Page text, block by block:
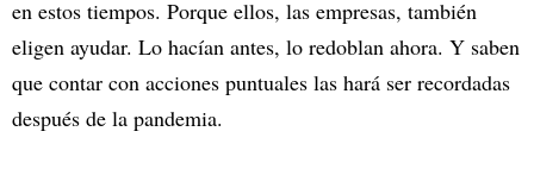
en estos tiempos. Porque ellos, las empresas, también
eligen ayudar. Lo hacían antes, lo redoblan ahora. Y saben
que contar con acciones puntuales las hará ser recordadas
después de la pandemia.